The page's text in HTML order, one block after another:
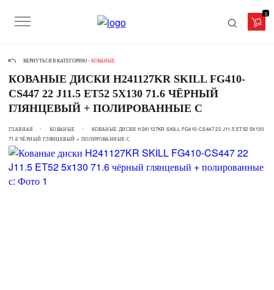
0
ВЕРНУТЬСЯ В КАТЕГОРИЮ - КОВАНЫЕ
КОВАНЫЕ ДИСКИ H241127KR SKILL FG410-
CS447 22 J11.5 ET52 5X130 71.6 ЧЁРНЫЙ
ГЛЯНЦЕВЫЙ + ПОЛИРОВАННЫЕ С
ГЛАВНАЯ КОВАНЫЕ
КОВАНЫЕ ДИСКИ H241127KR SKILL FG410-CS447 22 J11.5 ET52 5X130
71.6 ЧЁРНЫЙ ГЛЯНЦЕВЫЙ + ПОЛИРОВАННЫЕ С